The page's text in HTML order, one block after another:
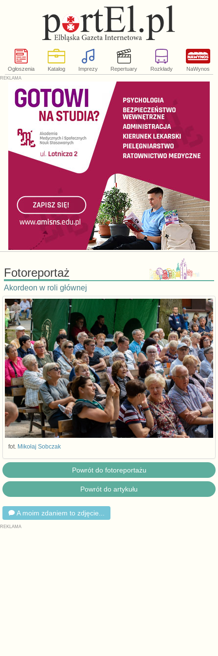
Ogłoszenia Katalog Imprezy Repertuary Rozkłady NaWynos
Fotoreportaż
Akordeon w roli głównej
fot. Mikołaj Sobczak
Powrót do fotoreportażu
Powrót do artykułu
A moim zdaniem to zdjęcie...